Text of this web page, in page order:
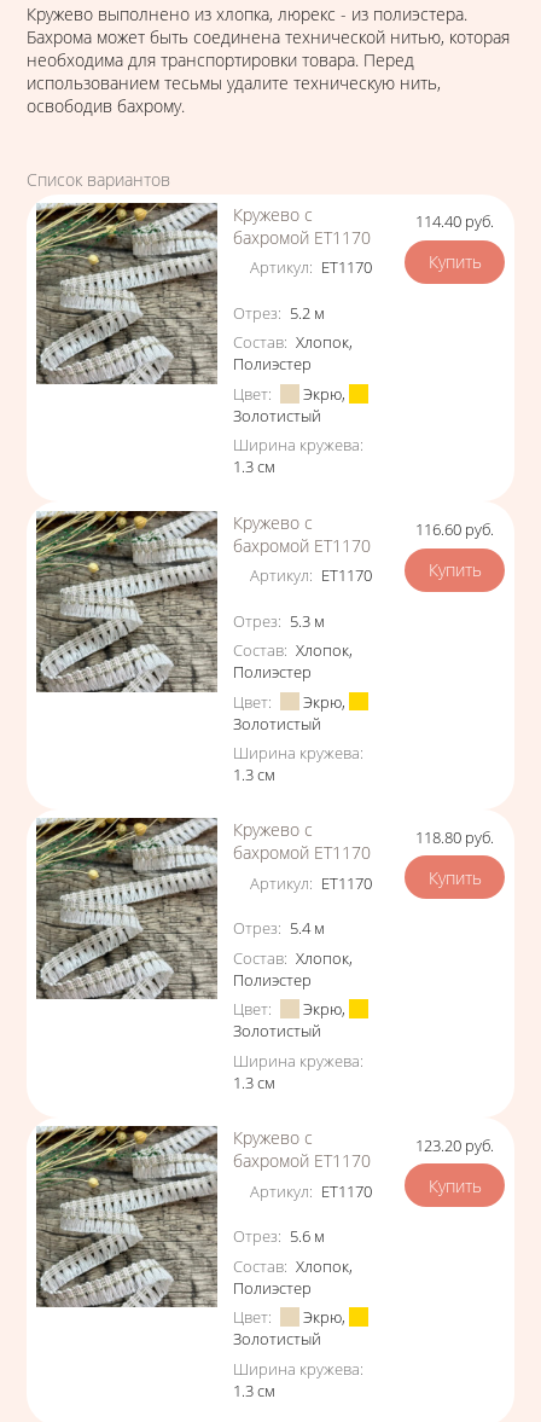
Кружево выполнено из хлопка, люрекс - из полиэстера.
Бахрома может быть соединена технической нитью, которая
необходима для транспортировки товара. Перед
использованием тесьмы удалите техническую нить,
освободив бахрому.
Список вариантов
Кружево с
бахромой ЕТ1170
Артикул: ЕТ1170
Характеристики
Отрез: 5.2 м
Состав: Хлопок,
Полиэстер
Цвет: Экрю,
Золотистый
Ширина кружева:
1.3см
Цена
114.40 руб.
Кружево с
бахромой ЕТ1170
Артикул: ЕТ1170
Характеристики
Отрез: 5.3 м
Состав: Хлопок,
Полиэстер
Цвет: Экрю,
Золотистый
Ширина кружева:
1.3см
Цена
116.60 руб.
Кружево с
бахромой ЕТ1170
Артикул: ЕТ1170
Характеристики
Отрез: 5.4 м
Состав: Хлопок,
Полиэстер
Цвет: Экрю,
Золотистый
Ширина кружева:
1.3см
Цена
118.80 руб.
Кружево с
бахромой ЕТ1170
Артикул: ЕТ1170
Характеристики
Отрез: 5.6 м
Состав: Хлопок,
Полиэстер
Цвет: Экрю,
Золотистый
Ширина кружева:
1.3см
Цена
123.20 руб.